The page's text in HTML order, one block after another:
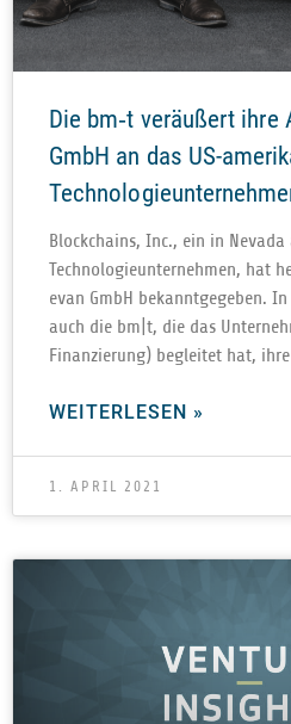
Die bm‑t veräußert ihre
GmbH an das US-
Block­chains, Inc., ein in
Tech­no­lo­gie­un­ter­neh­men, hat
evan GmbH bekannt­ge­ge­ben.
auch die bm|t, die das
Finan­zie­rung) beglei­tet hat,
WEITERLESEN »
1. APRIL 2021